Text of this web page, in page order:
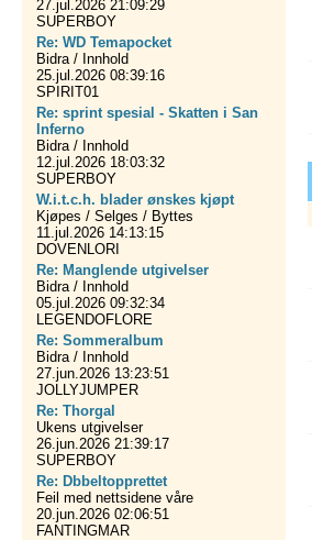
27.jul.2026 21:09:29
SUPERBOY
Re: WD Temapocket
Bidra / Innhold
25.jul.2026 08:39:16
SPIRIT01
Re: sprint spesial - Skatten i San
Inferno
Bidra / Innhold
12.jul.2026 18:03:32
SUPERBOY
W.i.t.c.h. blader ønskes kjøpt
Kjøpes / Selges / Byttes
11.jul.2026 14:13:15
DOVENLORI
Re: Manglende utgivelser
Bidra / Innhold
05.jul.2026 09:32:34
LEGENDOFLORE
Re: Sommeralbum
Bidra / Innhold
27.jun.2026 13:23:51
JOLLYJUMPER
Re: Thorgal
Ukens utgivelser
26.jun.2026 21:39:17
SUPERBOY
Re: Dbbeltopprettet
Feil med nettsidene våre
20.jun.2026 02:06:51
FANTINGMAR